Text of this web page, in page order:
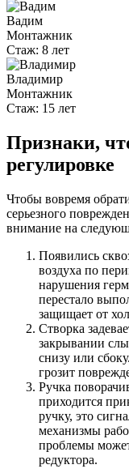
Вадим
Монтажник
Стаж: 8 лет
Владимир
Монтажник
Стаж: 15 лет
Признаки,
регулировке
Чтобы вовремя
серьезного
внимание на
Появились
воздуха по
нарушения
перестало
защищает от
Створка
закрывании
снизу или
грозит
Ручка
приходится
ручку, это
механизмы
проблемы
редуктора.